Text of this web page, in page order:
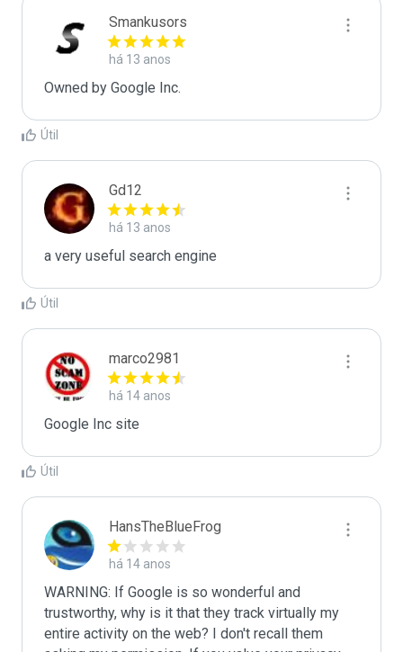
Smankusors
há 13 anos
Owned by Google Inc.
Útil
Gd12
há 13 anos
a very useful search engine
Útil
marco2981
há 14 anos
Google Inc site
Útil
HansTheBlueFrog
há 14 anos
WARNING: If Google is so wonderful and
trustworthy, why is it that they track virtually my
entire activity on the web? I don't recall them